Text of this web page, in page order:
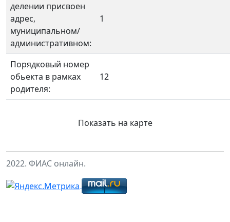
делении присвоен
адрес,
муниципальном/
административном:
1
Порядковый номер
обьекта в рамках
родителя:
12
Показать на карте
2022. ФИАС онлайн.